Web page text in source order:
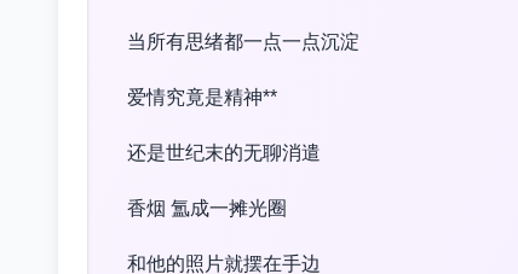
当所有思绪都一点一点沉淀
爱情究竟是精神**
还是世纪末的无聊消遣
香烟 氲成一摊光圈
和他的照片就摆在手边